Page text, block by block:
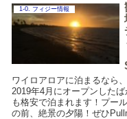
1-0. フィジー情報
ワイロアロアに泊まるなら
2019年4月にオープンした
も格安で泊まれます！プー
の前、絶景の夕陽！ぜひ